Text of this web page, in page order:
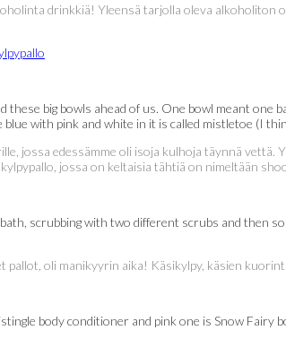
drinkkiä! Yleensä tarjolla oleva alkoholiton
these big bowls ahead of us. One bowl meant
with pink and white in it is called mistletoe (I
jossa edessämme oli isoja kulhoja täynnä
jossa on keltaisia tähtiä on nimeltään
scrubbing with two different scrubs and then
pallot, oli manikyyrin aika! Käsikylpy, käsien
body conditioner and pink one is Snow Fairy